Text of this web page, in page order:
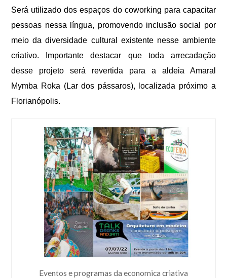
Será utilizado dos espaços do coworking para capacitar
pessoas nessa língua, promovendoinclusão social por
meio da diversidade cultural existente nesse ambiente
criativo. Importante destacar que toda arrecadação
desse projeto será revertida para a aldeia Amaral
Mymba Roka (Lar dos pássaros), localizada próximo a
Florianópolis.
Eventos e programas da economica criativa